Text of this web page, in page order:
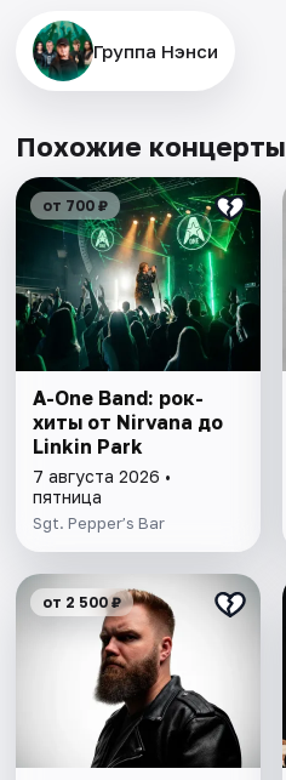
Группа Нэнси
Похожие концерты
от 700 ₽
A-One Band: рок-
хиты от Nirvana до
Linkin Park
7 августа 2026 •
пятница
Sgt. Pepper’s Bar
от 2 500 ₽